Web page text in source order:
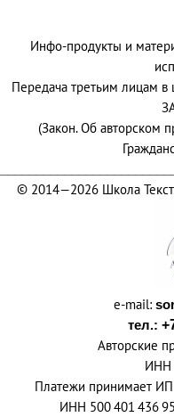
Инфо-продукты и
Передача третьим лицам в
(Закон. Об авторском
© 2014—2026 Школа
e-mail:
тел.:
Авторские
ИНН
Платежи принимает
ИНН 500 401 436